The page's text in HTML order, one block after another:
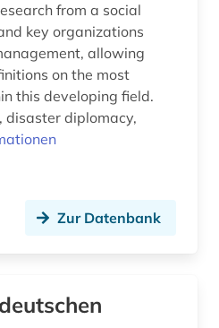
audiovisuelles material (1)
ausbildungsförderung (1)
auslandsinvestition (2)
from a social
key organizations
allowing
on the most
this developing field.
disaster diplomacy,
Zur Datenbank